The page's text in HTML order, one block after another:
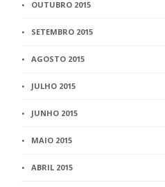
OUTUBRO 2015
SETEMBRO 2015
AGOSTO 2015
JULHO 2015
JUNHO 2015
MAIO 2015
ABRIL 2015